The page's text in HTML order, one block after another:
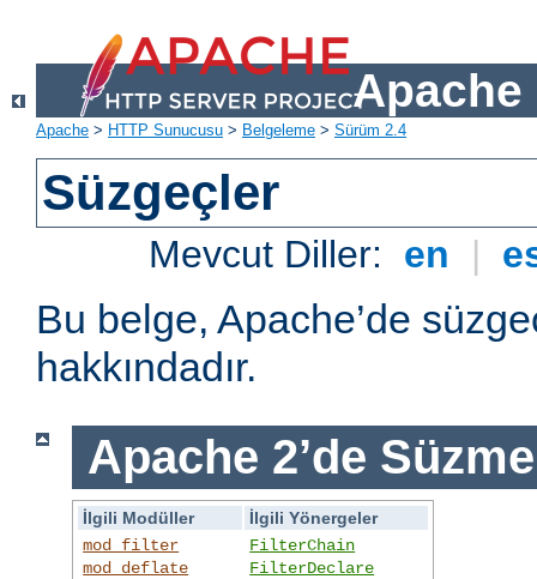
Apache
Apache > HTTP Sunucusu > Belgeleme > Sürüm 2.4
Süzgeçler
Mevcut Diller: en |
Bu belge, Apache’de
hakkındadır.
Apache 2’de
İlgili Modüller
İlgili Yönergeler
mod_filter
mod_deflate
FilterChain
FilterDeclare